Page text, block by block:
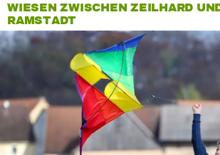
WIESEN ZWISCHEN ZEILHARD
RAMSTADT